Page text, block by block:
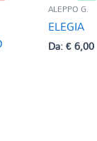
ALEPPO G.
ELEGIA
Da:€6,00